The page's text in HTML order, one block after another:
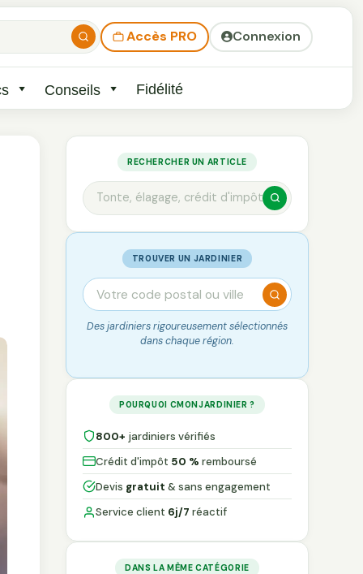
Accès PRO Connexion
Conseils Fidélité
RECHERCHER UN ARTICLE
TROUVER UN JARDINIER
Des jardiniers rigoureusement sélectionnés
dans chaque région.
POURQUOI CMONJARDINIER ?
800+ jardiniers vérifiés
Crédit d'impôt 50 % remboursé
Devis gratuit & sans engagement
Service client 6j/7 réactif
DANS LA MÊME CATÉGORIE